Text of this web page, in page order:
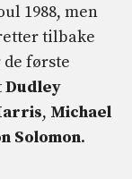
1988, men
tilbake
første
Dudley
, Michael
Solomon.